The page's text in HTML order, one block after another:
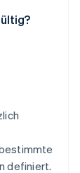
UStG
definiert.